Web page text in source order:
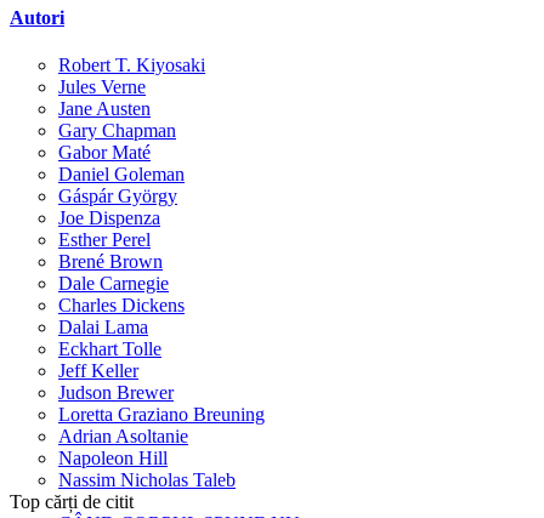
Autori
Robert T. Kiyosaki
Jules Verne
Jane Austen
Gary Chapman
Gabor Maté
Daniel Goleman
Gáspár György
Joe Dispenza
Esther Perel
Brené Brown
Dale Carnegie
Charles Dickens
Dalai Lama
Eckhart Tolle
Jeff Keller
Judson Brewer
Loretta Graziano Breuning
Adrian Asoltanie
Napoleon Hill
Nassim Nicholas Taleb
Top cărți de citit